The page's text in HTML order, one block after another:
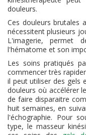
douleurs.
Ces douleurs brutales
nécessitent plusieurs
L'imagerie, permet
l'hématome et son
Les soins pratiqués
commencer très
il peut utiliser des gels
douleurs où accélérer
de faire disparaitre
huit semaines, en
l'échographie. Pour
type, le masseur